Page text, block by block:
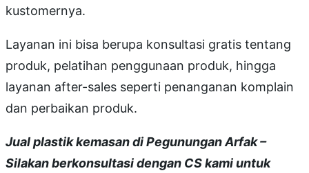
kustomernya.
Layanan ini bisa berupa konsultasi gratis tentang
produk, pelatihan penggunaan produk, hingga
layanan after-sales seperti penanganan komplain
dan perbaikan produk.
Jual plastik kemasan di Pegunungan Arfak –
Silakan berkonsultasi dengan CS kami untuk